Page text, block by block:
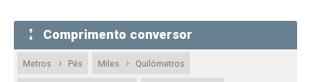
Comprimento conversor
Metros Pés Miles Quilómetros